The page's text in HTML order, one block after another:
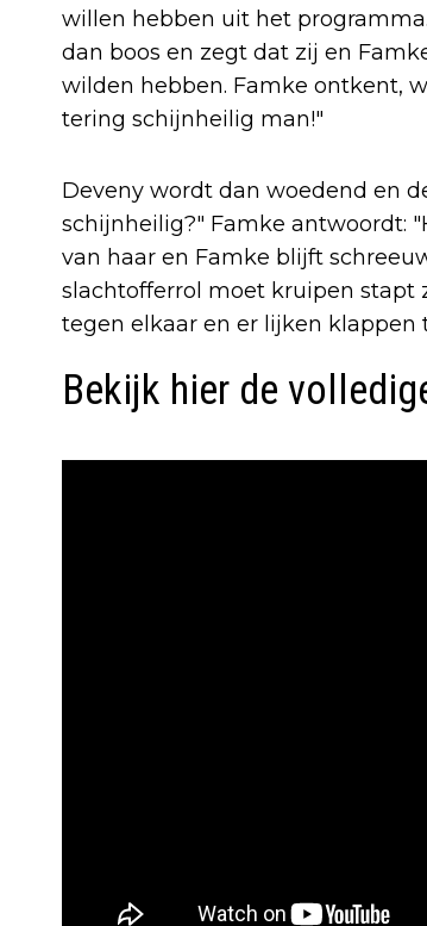
willen hebben uit het
dan boos en zegt dat zij en
wilden hebben. Famke ontkent,
tering schijnheilig man!"
Deveny wordt dan woedend en
schijnheilig?" Famke antwoordt:
van haar en Famke blijft
slachtofferrol moet kruipen stapt
tegen elkaar en er lijken klappen
Bekijk hier de